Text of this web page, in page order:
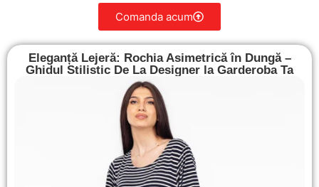
Comanda acum
Eleganță Lejeră: Rochia Asimetrică în Dungă –
Ghidul Stilistic De La Designer la Garderoba Ta